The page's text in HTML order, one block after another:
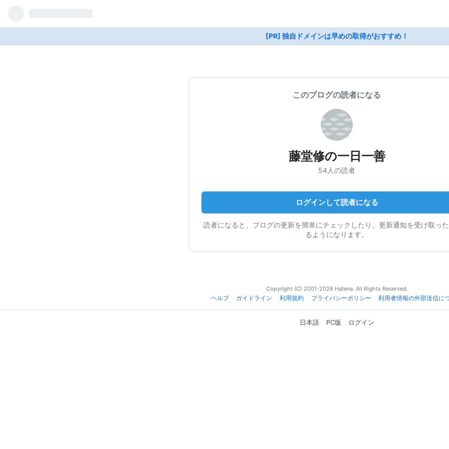
[PR] 独自ドメインは早めの取得がおすすめ！
このブログの読者になる
藤堂修の一日一善
54人の読者
ログインして読者になる
読者になると、ブログの更新を簡単にチェックしたり、更新通知を受け取っ
るようになります。
Copyright (C) 2001-2026 Hatena. All Rights Reserved.
ヘルプ
ガイドライン 利用規約 プライバシーポリシー 利用者情報の外部送信に
日本語 PC版 ログイン